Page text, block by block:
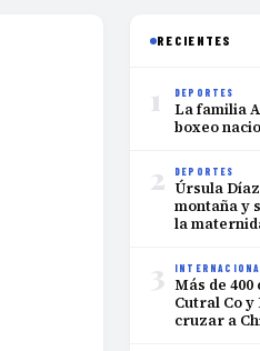
RECIENTES
1 DEPORTES
La familia
boxeo
2 DEPORTES
Úrsula
montaña y
la
3 Más de
Cutral Co
cruzar a